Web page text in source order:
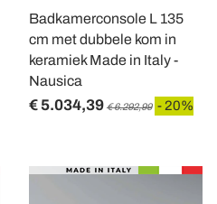
Badkamerconsole L 135
cm met dubbele kom in
keramiek Made in Italy -
Nausica
€ 5.034,39 € 6.292,99 - 20%